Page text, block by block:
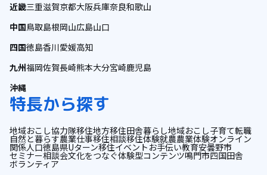
近畿三重滋賀京都大阪兵庫奈良和歌山
中国鳥取島根岡山広島山口
四国徳島香川愛媛高知
九州福岡佐賀長崎熊本大分宮崎鹿児島
沖縄
特長から探す
地域おこし協力隊移住地方移住田舎暮らし地域おこし子育て転職
自然と暮らす農業仕事移住相談移住体験就農農業体験オンライン
関係人口徳島県Uターン移住イベント お手伝い教育安曇野市
セミナー相談会文化をつなぐ体験型コンテンツ鳴門市四国田舎
ボランティア